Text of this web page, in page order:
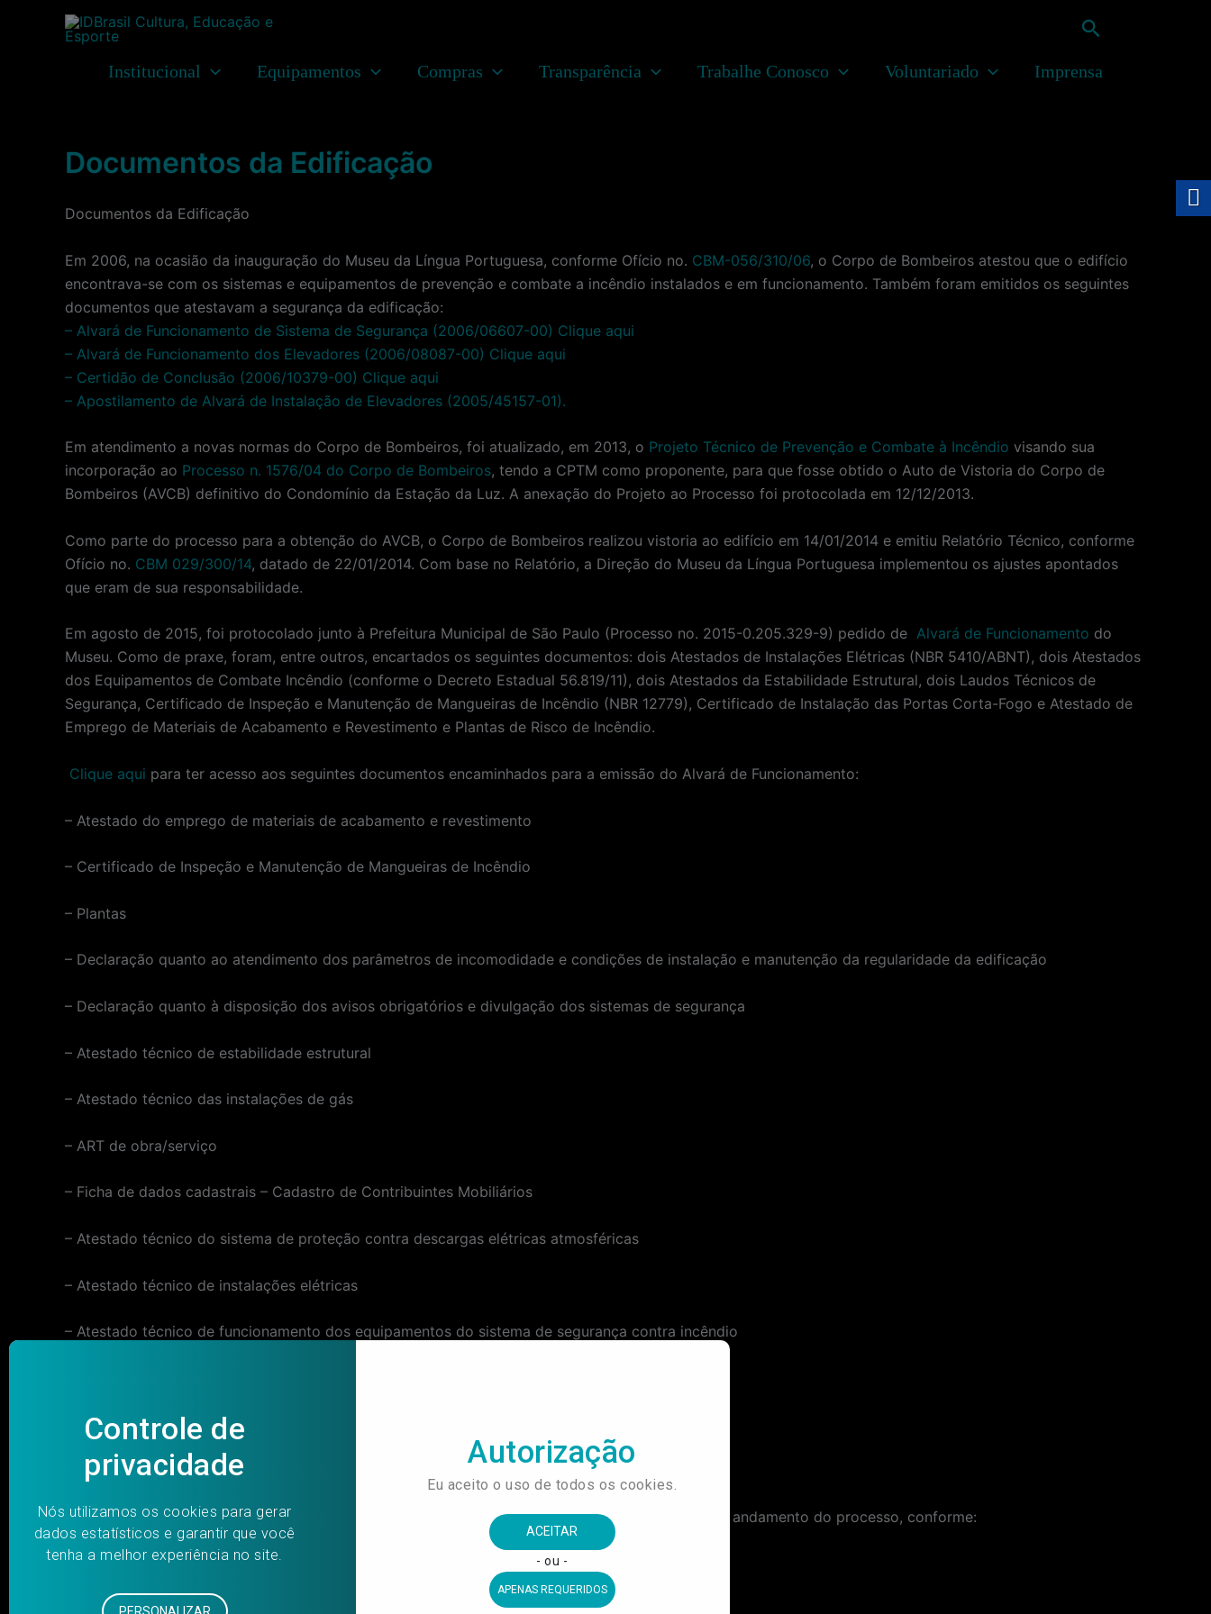
Pesquisar
Institucional Equipamentos Compras Transparência Trabalhe Conosco Voluntariado Imprensa
Documentos da Edificação
Documentos da Edificação
Em 2006, na ocasião da inauguração do Museu da Língua Portuguesa, conforme Ofício no. CBM-056/310/06, o Corpo de Bombeiros atestou que o edifício
encontrava-se com os sistemas e equipamentos de prevenção e combate a incêndio instalados e em funcionamento. Também foram emitidos os seguintes
documentos que atestavam a segurança da edificação:
– Alvará de Funcionamento de Sistema de Segurança (2006/06607-00) Clique aqui
– Alvará de Funcionamento dos Elevadores (2006/08087-00) Clique aqui
– Certidão de Conclusão (2006/10379-00) Clique aqui
– Apostilamento de Alvará de Instalação de Elevadores (2005/45157-01).
Em atendimento a novas normas do Corpo de Bombeiros, foi atualizado, em 2013, o Projeto Técnico de Prevenção e Combate à Incêndio visando sua
incorporação ao Processo n. 1576/04 do Corpo de Bombeiros, tendo a CPTM como proponente, para que fosse obtido o Auto de Vistoria do Corpo de
Bombeiros (AVCB) definitivo do Condomínio da Estação da Luz. A anexação do Projeto ao Processo foi protocolada em 12/12/2013.
Como parte do processo para a obtenção do AVCB, o Corpo de Bombeiros realizou vistoria ao edifício em 14/01/2014 e emitiu Relatório Técnico, conforme
Ofício no. CBM 029/300/14, datado de 22/01/2014. Com base no Relatório, a Direção do Museu da Língua Portuguesa implementou os ajustes apontados
que eram de sua responsabilidade.
Em agosto de 2015, foi protocolado junto à Prefeitura Municipal de São Paulo (Processo no. 2015-0.205.329-9) pedido de Alvará de Funcionamento do
Museu. Como de praxe, foram, entre outros, encartados os seguintes documentos: dois Atestados de Instalações Elétricas (NBR 5410/ABNT), dois Atestados
dos Equipamentos de Combate Incêndio (conforme o Decreto Estadual 56.819/11), dois Atestados da Estabilidade Estrutural, dois Laudos Técnicos de
Segurança, Certificado de Inspeção e Manutenção de Mangueiras de Incêndio (NBR 12779), Certificado de Instalação das Portas Corta-Fogo e Atestado de
Emprego de Materiais de Acabamento e Revestimento e Plantas de Risco de Incêndio.
Clique aqui para ter acesso aos seguintes documentos encaminhados para a emissão do Alvará de Funcionamento:
– Atestado do emprego de materiais de acabamento e revestimento
– Certificado de Inspeção e Manutenção de Mangueiras de Incêndio
– Plantas
– Declaração quanto ao atendimento dos parâmetros de incomodidade e condições de instalação e manutenção da regularidade da edificação
– Declaração quanto à disposição dos avisos obrigatórios e divulgação dos sistemas de segurança
– Atestado técnico de estabilidade estrutural
– Atestado técnico das instalações de gás
– ART de obra/serviço
– Ficha de dados cadastrais – Cadastro de Contribuintes Mobiliários
– Atestado técnico do sistema de proteção contra descargas elétricas atmosféricas
– Atestado técnico de instalações elétricas
– Atestado técnico de funcionamento dos equipamentos do sistema de segurança contra incêndio
– Laudo técnico de segurança
– Atestado de formação de brigada de incêndio
Devido ao incêndio que atingiu o prédio em 21 de dezembro de 2015, a Prefeitura interrompeu o andamento do processo, conforme:
Despacho de indeferimento de alvará (2015-0.205.329-9)